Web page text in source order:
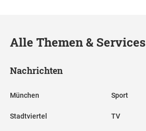
Alle Themen & Services
Nachrichten
München
Stadtviertel
Sport
TV